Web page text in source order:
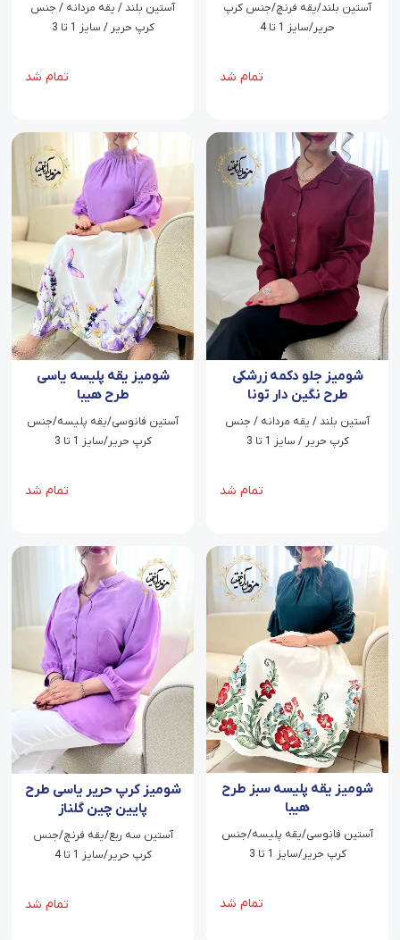
آستین بلند/یقه فرنچ/جنس کرپ
حریر/سایز 1 تا 4
تمام شد
آستین بلند / یقه مردانه / جنس
کرپ حریر / سایز 1 تا 3
تمام شد
شومیز جلو دکمه زرشکی
طرح نگین دار تونا
آستین بلند / یقه مردانه / جنس
کرپ حریر / سایز 1 تا 3
تمام شد
شومیز یقه پلیسه یاسی
طرح هیبا
آستین فانوسی/یقه پلیسه/جنس
کرپ حریر/سایز 1 تا 3
تمام شد
شومیز یقه پلیسه سبز طرح
هیبا
آستین فانوسی/یقه پلیسه/جنس
کرپ حریر/سایز 1 تا 3
تمام شد
شومیز کرپ حریر یاسی طرح
پایین چین گلناز
آستین سه ربع/یقه فرنچ/جنس
کرپ حریر/سایز 1 تا 4
تمام شد